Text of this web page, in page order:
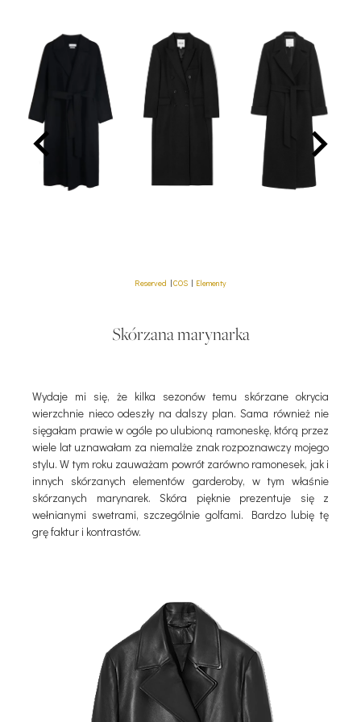
Reserved |COS| Elementy
Skórzana marynarka
Wydaje mi się, że kilka sezonów temu skórzane okrycia
wierzchnie nieco odeszły na dalszy plan. Sama również nie
sięgałam prawie w ogóle po ulubioną ramoneskę, którą przez
wiele lat uznawałam za niemalże znak rozpoznawczy mojego
stylu. W tym roku zauważam powrót zarówno ramonesek, jak i
innych skórzanych elementów garderoby, w tym właśnie
skórzanych marynarek. Skóra pięknie prezentuje się z
wełnianymi swetrami, szczególnie golfami. Bardzo lubię tę
grę faktur i kontrastów.